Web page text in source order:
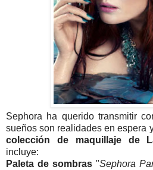
Sephora ha querido transmitir
sueños son realidades en espera
colección de maquillaje de
incluye:
Paleta de sombras "Sephora